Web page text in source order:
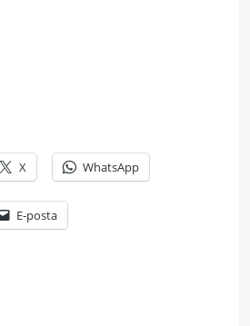
X WhatsApp
E-posta